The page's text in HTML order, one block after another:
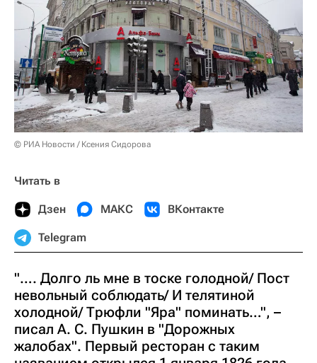
© РИА Новости / Ксения Сидорова
Читать в
Дзен МАКС ВКонтакте
Telegram
"…. Долго ль мне в тоске голодной/ Пост
невольный соблюдать/ И телятиной
холодной/ Трюфли "Яра" поминать…", –
писал А. С. Пушкин в "Дорожных
жалобах". Первый ресторан с таким